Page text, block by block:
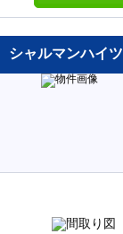
シャルマンハイツ